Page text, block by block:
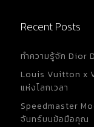
Recent Posts
ทำความรู้จัก Dior
Louis Vuitton x
แห่งโลกเวลา
Speedmaster
จันทร์บนข้อมือคุณ